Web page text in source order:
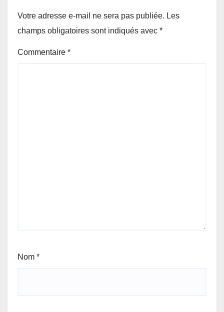
Votre adresse e-mail ne sera pas publiée. Les
champs obligatoires sont indiqués avec *
Commentaire *
Nom *